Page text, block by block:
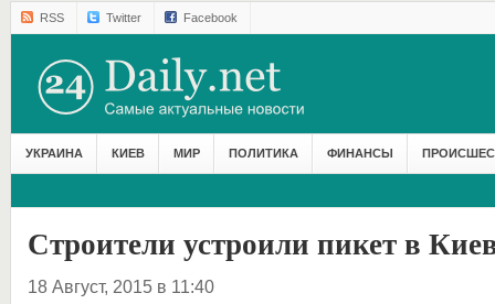
RSS Twitter Facebook
УКРАИНА КИЕВ МИР ПОЛИТИКА ФИНАНСЫ
Строители устроили пикет в
18 Август, 2015 в 11:40